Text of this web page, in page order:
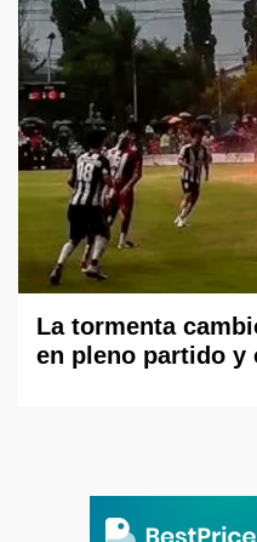
La tormenta
en pleno partido y